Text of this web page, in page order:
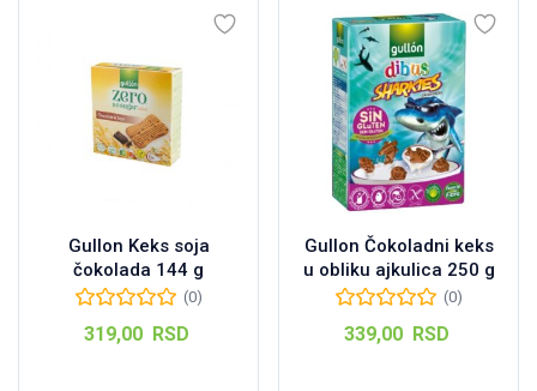
Gullon Keks soja
čokolada 144 g
(0)
319,00 RSD
Gullon Čokoladni keks
u obliku ajkulica 250 g
(0)
339,00 RSD